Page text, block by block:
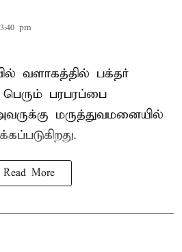
pm
வளாகத்தில் பக்தர்
பரபரப்பை
மருத்துவமனையில்
Read More